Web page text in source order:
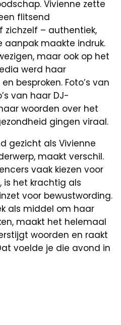
Vivienne zette
flitsend
zichzelf – authentiek,
aanpak maakte indruk.
maar ook op het
werd haar
besproken. Foto’s van
van haar DJ-
woorden over het
gingen viraal.
gezicht als Vivienne
maakt verschil.
vaak kiezen voor
is het krachtig als
voor bewustwording.
als middel om haar
maakt het helemaal
woorden en raakt
voelde je die avond in